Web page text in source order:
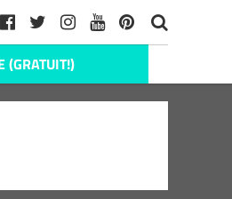
(GRATUIT!)